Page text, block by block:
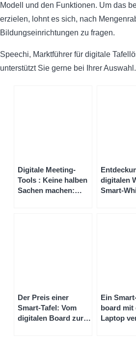
Modell und den Funktionen. Um das
erzielen, lohnt es sich, nach
Bildungseinrichtungen zu fragen.
Speechi, Marktführer für digitale
unterstützt Sie gerne bei Ihrer
Digitale Meeting-
Tools : Keine halben
Sachen machen:
digitalen
Smart-
Der Preis einer
Smart-Tafel: Vom
digitalen Board zur
Ein
board mit
Laptop